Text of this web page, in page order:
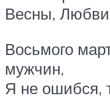
Весны,
Восьмого
мужчин,
Я не ошибся,